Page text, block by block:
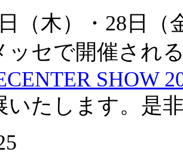
（木）・28日（
ッセで開催され
SHOW
いたします。是